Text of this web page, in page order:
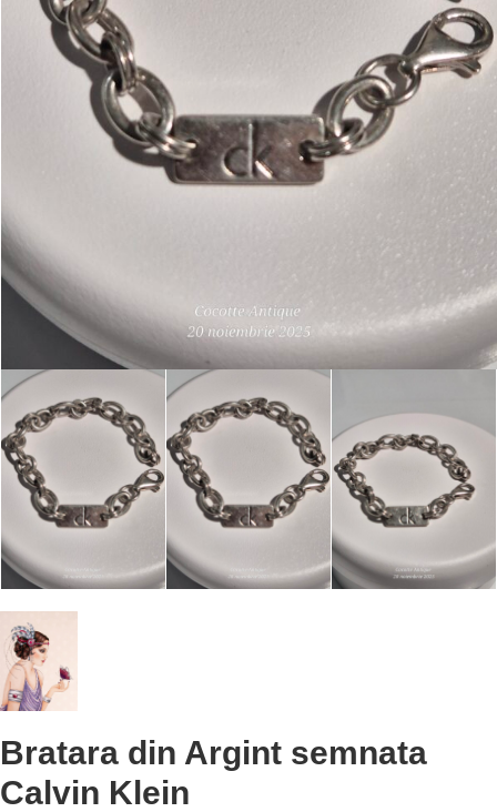
Bratara din Argint semnata
Calvin Klein